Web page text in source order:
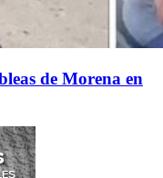
de Morena en